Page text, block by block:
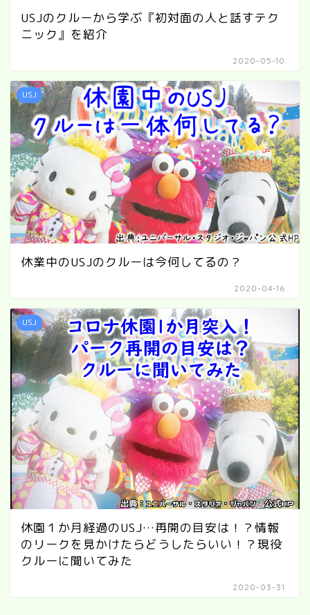
USJのクルーから学ぶ『初対面の人と話すテク
ニック』を紹介
2020-05-10
USJ
休業中のUSJのクルーは今何してるの？
2020-04-16
USJ
休園１か月経過のUSJ…再開の目安は！？情報
のリークを見かけたらどうしたらいい！？現役
クルーに聞いてみた
2020-03-31